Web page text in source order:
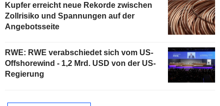
Kupfer erreicht neue Rekorde zwischen
Zollrisiko und Spannungen auf der
Angebotsseite
RWE: RWE verabschiedet sich vom US-
Offshorewind - 1,2 Mrd. USD von der US-
Regierung